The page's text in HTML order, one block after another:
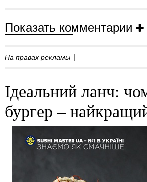
Показать комментарии
На правах рекламы
Ідеальний ланч:
бургер –